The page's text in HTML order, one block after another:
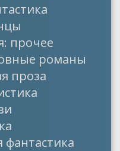
прочее
романы
проза